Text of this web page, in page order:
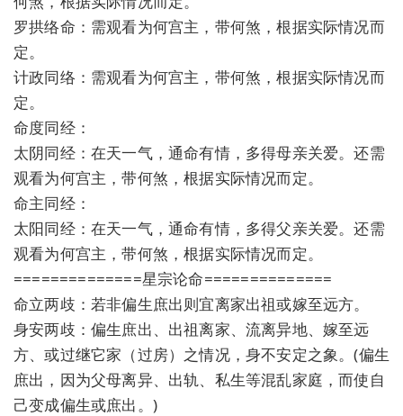
罗拱络命：需观看为何宫主，带何煞，根据实际情况而
定。
计政同络：需观看为何宫主，带何煞，根据实际情况而
定。
命度同经：
太阴同经：在天一气，通命有情，多得母亲关爱。还需
观看为何宫主，带何煞，根据实际情况而定。
命主同经：
太阳同经：在天一气，通命有情，多得父亲关爱。还需
观看为何宫主，带何煞，根据实际情况而定。
==============星宗论命==============
命立两歧：若非偏生庶出则宜离家出祖或嫁至远方。
身安两歧：偏生庶出、出祖离家、流离异地、嫁至远
方、或过继它家（过房）之情况，身不安定之象。(偏生
庶出，因为父母离异、出轨、私生等混乱家庭，而使自
己变成偏生或庶出。)